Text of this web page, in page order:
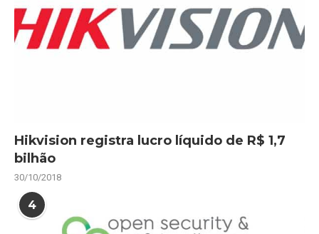
Hikvision registra lucro líquido de R$ 1,7
bilhão
30/10/2018
4